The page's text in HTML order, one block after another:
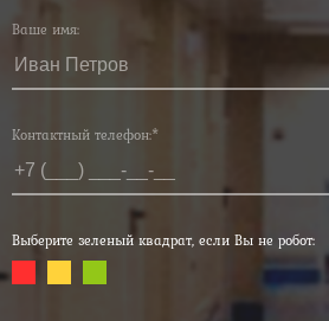
Ваше имя:
Контактный телефон:*
Выберите зеленый квадрат, если Вы не робот: